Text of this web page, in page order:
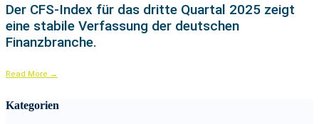
Der CFS-Index für das dritte Quartal 2025 zeigt
eine stabile Verfassung der deutschen
Finanzbranche.
Read More →
Kategorien